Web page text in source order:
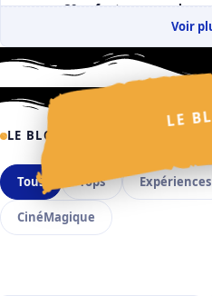
30 enfants espagnols en
2 July 2026
La Cavalcade des
dévoile un peu plus
Voir
✧
✧
⋆
✧
LE
LE BLOG
Tous Tops Expériences
CinéMagique